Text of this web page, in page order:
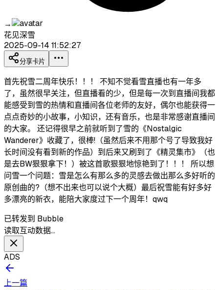
→
花见深雪
2025-09-14 11:52:27
分享卡片
首先祝雪二周年快乐！！！ 不知不觉看雪直播也有一年多
了，虽然很早关注，但直播看的少，但是每一次到直播间我都
能感受到雪的热情和直播间各位老师的友好，偶尔也能获得一
点点奇妙的小故事，小知识，还有音乐，也是非常感谢直播间
的大家。 还记得很早之前就听到了雪的《Nostalgic
Wanderer》收藏了，很棒!（虽然后来不用那个号了导致我好
长时间没有看到新的作品）到后来又刷到了《精灵集市》（也
是去BW狠狠拿下！）被这首歌狠狠地惊艳到了！！！ 所以想
问雪一个问题：雪是怎么有那么多的灵感去做出那么多好听的
原创曲的?（想不出来也可以说个大概）最后祝雪能有好多好
多漂亮的新衣，能陪大家度过下一个周年！qwq
已转发到 Bubble
读取互动数据…
ADS
上一篇